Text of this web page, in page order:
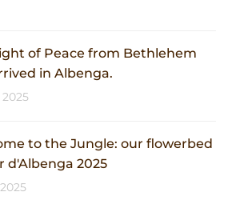
of Peace from Bethlehem
in Albenga.
to the Jungle: our flowerbed
d'Albenga 2025